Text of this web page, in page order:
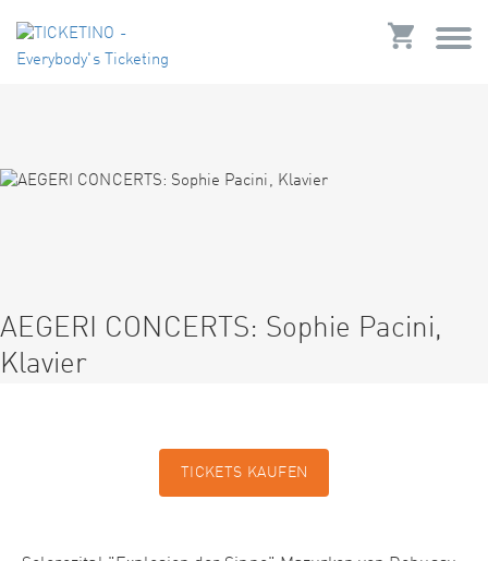
AEGERI CONCERTS: Sophie Pacini,
Klavier
TICKETS KAUFEN